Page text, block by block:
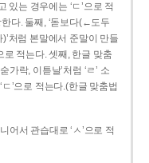
있는 경우에는 ‘ㄷ’으로 적
한다. 둘째, ‘돋보다(←도두
처럼 본말에서 준말이 만들
로 적는다. 셋째, 한글 맞춤
가락, 이튿날’처럼 ‘ㄹ’ 소
’으로 적는다.(한글 맞춤법
어서 관습대로 ‘ㅅ’으로 적